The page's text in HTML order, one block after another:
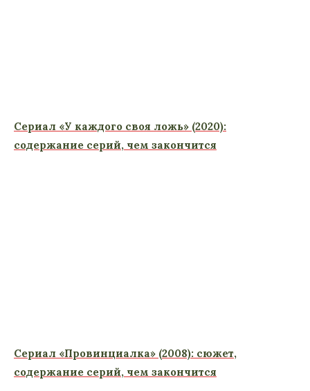
Сериал «У каждого своя ложь» (2020):
содержание серий, чем закончится
Сериал «Провинциалка» (2008): сюжет,
содержание серий, чем закончится